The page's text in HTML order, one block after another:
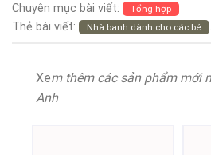
Chuyên mục bài viết: Tổng hợp
Thẻ bài viết: Nhà banh dành cho các bé .
Xem thêm các sản phẩm mới
Anh